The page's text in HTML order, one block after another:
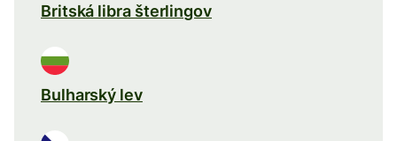
Britská libra šterlingov
Bulharský lev